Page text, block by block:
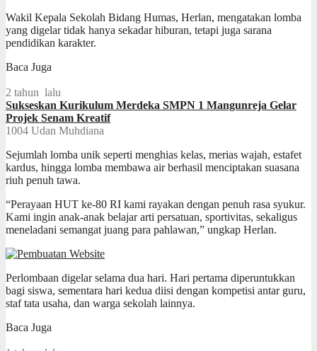
Wakil Kepala Sekolah Bidang Humas, Herlan, mengatakan lomba
yang digelar tidak hanya sekadar hiburan, tetapi juga sarana
pendidikan karakter.
Baca Juga
2 tahun lalu
Sukseskan Kurikulum Merdeka SMPN 1 Mangunreja Gelar
Projek Senam Kreatif
1004 Udan Muhdiana
Sejumlah lomba unik seperti menghias kelas, merias wajah, estafet
kardus, hingga lomba membawa air berhasil menciptakan suasana
riuh penuh tawa.
“Perayaan HUT ke-80 RI kami rayakan dengan penuh rasa syukur.
Kami ingin anak-anak belajar arti persatuan, sportivitas, sekaligus
meneladani semangat juang para pahlawan,” ungkap Herlan.
Perlombaan digelar selama dua hari. Hari pertama diperuntukkan
bagi siswa, sementara hari kedua diisi dengan kompetisi antar guru,
staf tata usaha, dan warga sekolah lainnya.
Baca Juga